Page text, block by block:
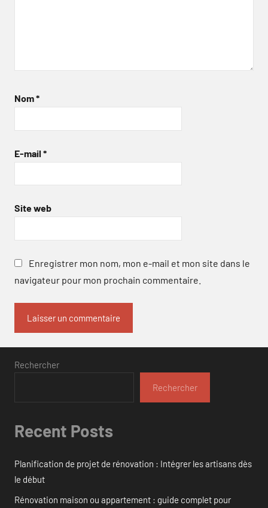
Nom*
E-mail *
Site web
Enregistrer mon nom, mon e-mail et mon site dans le
navigateur pour mon prochain commentaire.
Rechercher
Rechercher
Recent Posts
Planification de projet de rénovation : Intégrer les artisans dès
le début
Rénovation maison ou appartement : guide complet pour